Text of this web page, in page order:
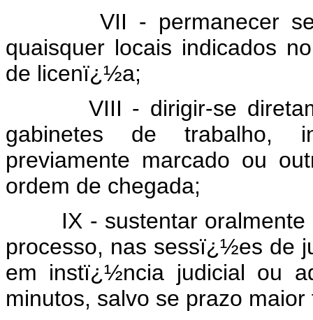
VII - permanecer
quaisquer locais indicados
de licenï¿½a;
VIII - dirigir-se
gabinetes de trabalho,
previamente marcado ou
ordem de chegada;
IX - sustentar oralmente
processo, nas sessï¿½es de
em instï¿½ncia judicial ou
minutos, salvo se prazo